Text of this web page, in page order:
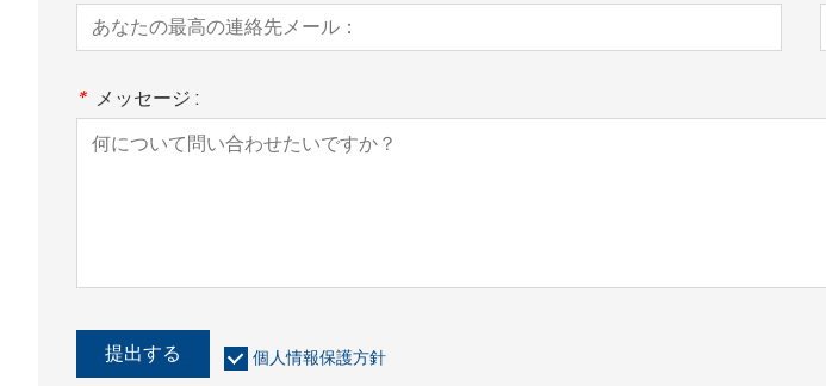
* メッセージ :
提出する 個人情報保護方針